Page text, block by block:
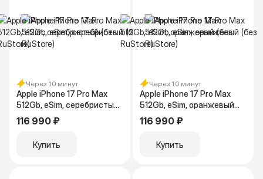
Через 10 минут
Apple iPhone 17 Pro Max
512Gb, eSim, серебристый
(без RuStore)
116 990 ₽
Купить
Через 10 минут
Apple iPhone 17 Pro Max
512Gb, eSim, оранжевый
(без RuStore)
116 990 ₽
Купить